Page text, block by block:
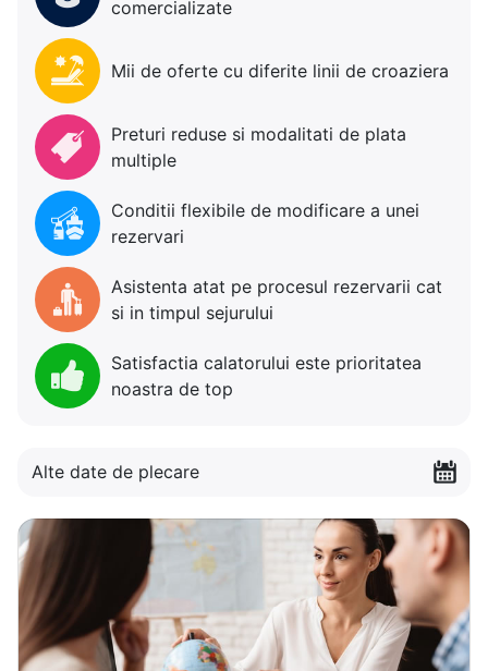
comercializate
Mii de oferte cu diferite linii de croaziera
Preturi reduse si modalitati de plata
multiple
Conditii flexibile de modificare a unei
rezervari
Asistenta atat pe procesul rezervarii cat
si in timpul sejurului
Satisfactia calatorului este prioritatea
noastra de top
Alte date de plecare